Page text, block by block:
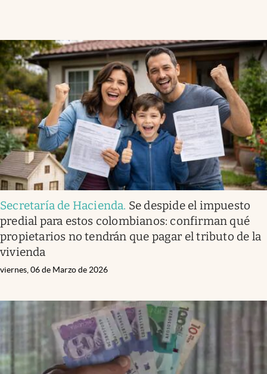
Secretaría de Hacienda. Se despide el impuesto
predial para estos colombianos: confirman qué
propietarios no tendrán que pagar el tributo de la
vivienda
viernes, 06 de Marzo de 2026